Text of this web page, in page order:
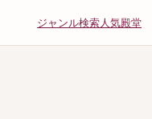
ジャンル検索人気殿堂